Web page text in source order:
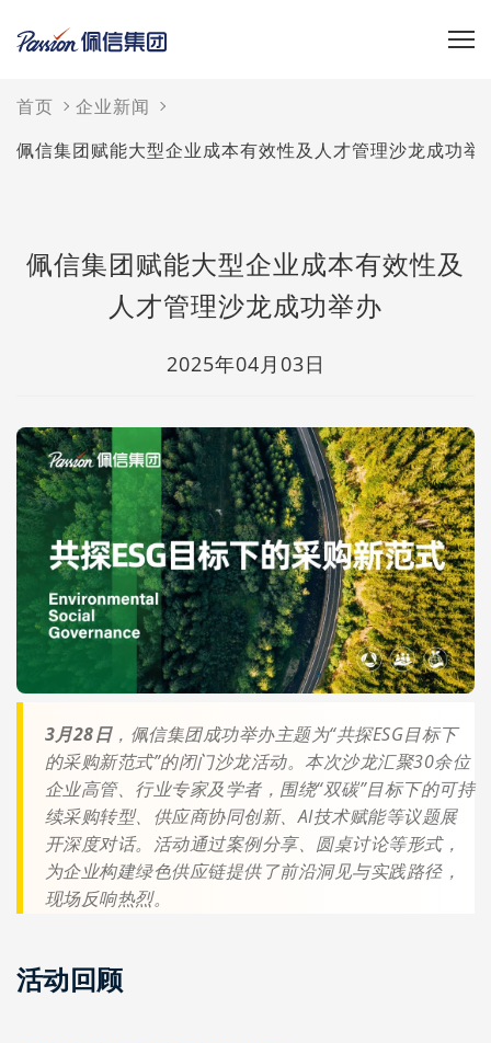
首页
企业新闻
佩信集团赋能大型企业成本有效性及人才管理沙龙成功举
佩信集团赋能大型企业成本有效性及
人才管理沙龙成功举办
2025年04月03日
3月28日，佩信集团成功举办主题为“共探ESG目标下
的采购新范式”的闭门沙龙活动。本次沙龙汇聚30余位
企业高管、行业专家及学者，围绕“双碳”目标下的可持
续采购转型、供应商协同创新、AI技术赋能等议题展
开深度对话。活动通过案例分享、圆桌讨论等形式，
为企业构建绿色供应链提供了前沿洞见与实践路径，
现场反响热烈。
活动回顾